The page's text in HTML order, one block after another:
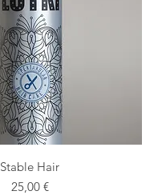
Stable Hair
Preis
25,00 €